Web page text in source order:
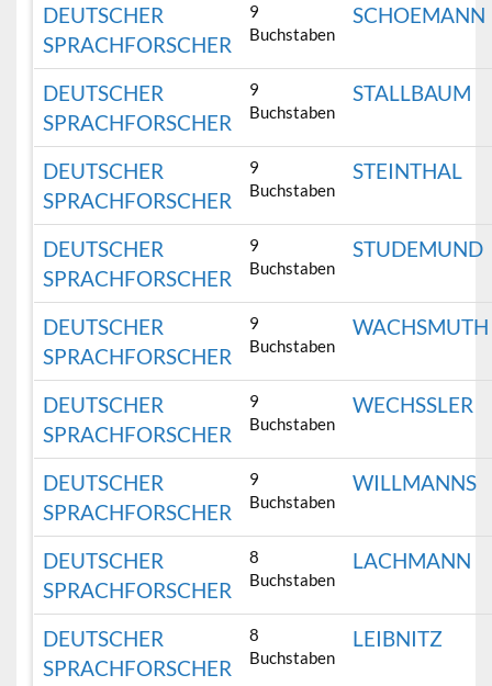
DEUTSCHER
SPRACHFORSCHER
9
Buchstaben
SCHOEMANN
DEUTSCHER
SPRACHFORSCHER
9
Buchstaben
STALLBAUM
DEUTSCHER
SPRACHFORSCHER
9
Buchstaben
STEINTHAL
DEUTSCHER
SPRACHFORSCHER
9
Buchstaben
STUDEMUND
DEUTSCHER
SPRACHFORSCHER
9
Buchstaben
WACHSMUTH
DEUTSCHER
SPRACHFORSCHER
9
Buchstaben
WECHSSLER
DEUTSCHER
SPRACHFORSCHER
9
Buchstaben
WILLMANNS
DEUTSCHER
SPRACHFORSCHER
8
Buchstaben
LACHMANN
DEUTSCHER
SPRACHFORSCHER
8
Buchstaben
LEIBNITZ